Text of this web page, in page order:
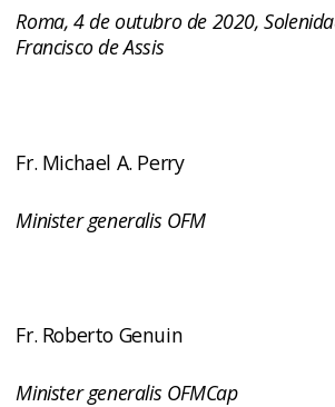
Roma, 4 de outubro de 2020,
Francisco de Assis
Fr. Michael A. Perry
Minister generalis OFM
Fr. Roberto Genuin
Minister generalis OFMCap